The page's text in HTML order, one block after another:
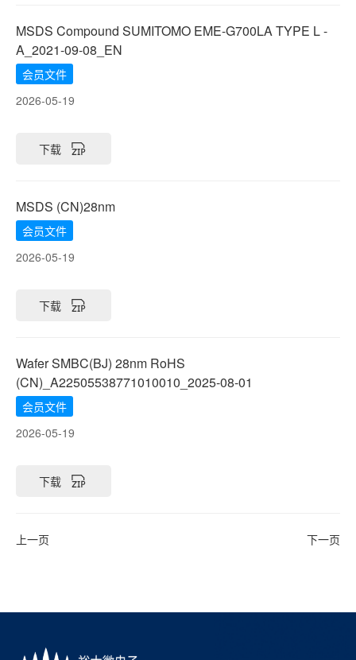
MSDS Compound SUMITOMO EME-G700LA TYPE L -
A_2021-09-08_EN
会员文件
2026-05-19
下载
MSDS (CN)28nm
会员文件
2026-05-19
下载
Wafer SMBC(BJ) 28nm RoHS
(CN)_A22505538771010010_2025-08-01
会员文件
2026-05-19
下载
上一页 下一页